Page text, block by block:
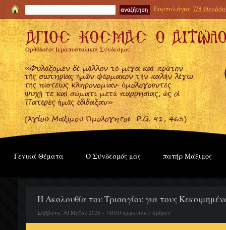
Εορτολόγιο: 7/8
Ορθόδοξος Ιεραποστολικός Σύνδεσμος
Γενικά Θέματα Ο Σύνδεσμός μας πατήρ Μάξιμος
Η Ακολουθία του Τρισαγίου για τους
Σάββατο, 30 Μαΐου 2026 - 78030 εμφανίσεις άρθρου